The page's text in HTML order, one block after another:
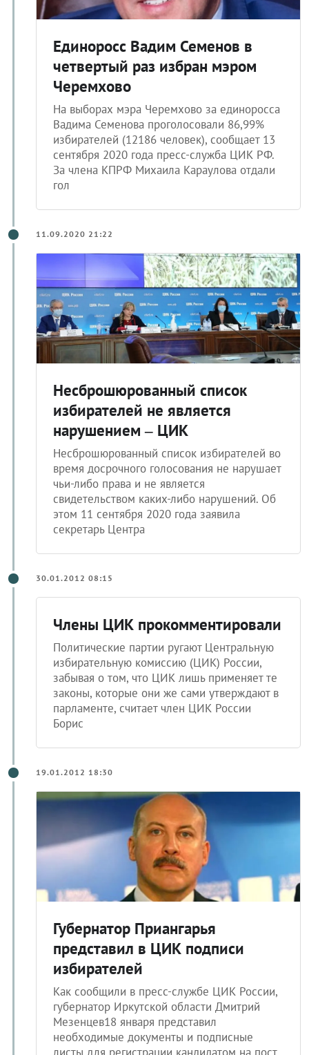
Единоросс Вадим Семенов в
четвертый раз избран мэром
Черемхово
На выборах мэра Черемхово за единоросса
Вадима Семенова проголосовали 86,99%
избирателей (12186 человек), сообщает 13
сентября 2020 года пресс-служба ЦИК РФ.
За члена КПРФ Михаила Караулова отдали
гол
11.09.2020 21:22
Несброшюрованный список
избирателей не является
нарушением – ЦИК
Несброшюрованный список избирателей во
время досрочного голосования не нарушает
чьи-либо права и не является
свидетельством каких-либо нарушений. Об
этом 11 сентября 2020 года заявила
секретарь Центра
30.01.2012 08:15
Члены ЦИК прокомментировали
Политические партии ругают Центральную
избирательную комиссию (ЦИК) России,
забывая о том, что ЦИК лишь применяет те
законы, которые они же сами утверждают в
парламенте, считает член ЦИК России
Борис
19.01.2012 18:30
Губернатор Приангарья
представил в ЦИК подписи
избирателей
Как сообщили в пресс-службе ЦИК России,
губернатор Иркутской области Дмитрий
Мезенцев18 января представил
необходимые документы и подписные